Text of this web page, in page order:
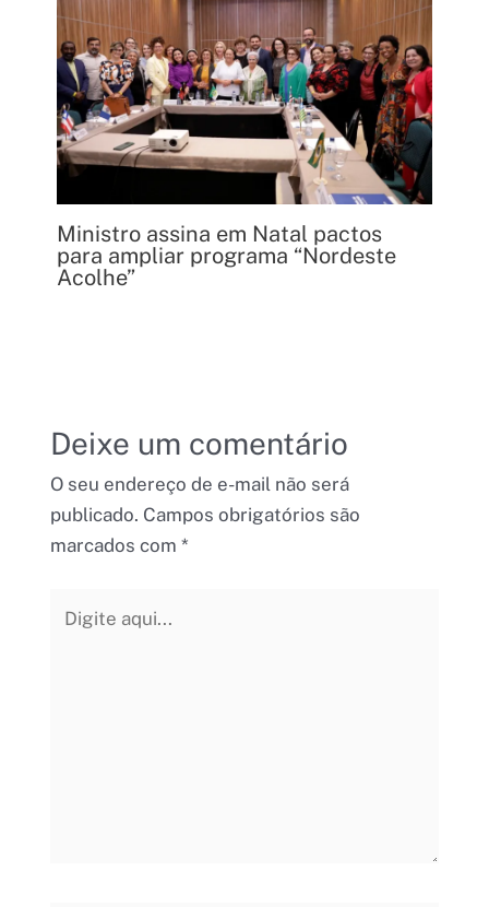
Ministro assina em Natal pactos
para ampliar programa “Nordeste
Acolhe”
Deixe um comentário
O seu endereço de e-mail não será
publicado. Campos obrigatórios são
marcados com *
aqui...